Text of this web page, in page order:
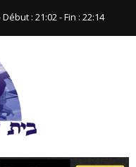
: 21:02‬ - Fin : ‪22:14‬